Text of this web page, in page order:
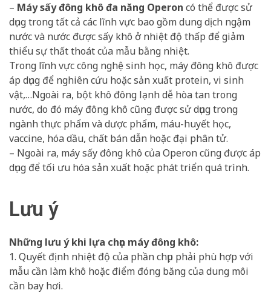
– Máy sấy đông khô đa năng Operon có thể được sử
dụng trong tất cả các lĩnh vực bao gồm dung dịch ngậm
nước và nước được sấy khô ở nhiệt độ thấp để giảm
thiểu sự thất thoát của mẫu bằng nhiệt.
Trong lĩnh vực công nghệ sinh học, máy đông khô được
áp dụng để nghiên cứu hoặc sản xuất protein, vi sinh
vật,…Ngoài ra, bột khô đông lạnh dễ hòa tan trong
nước, do đó máy đông khô cũng được sử dụng trong
ngành thực phẩm và dược phẩm, máu-huyết học,
vaccine, hóa dầu, chất bán dẫn hoặc đại phân tử.
– Ngoài ra, máy sấy đông khô của Operon cũng được áp
dụng để tối ưu hóa sản xuất hoặc phát triển quá trình.
Lưu ý
Những lưu ý khi lựa chọn máy đông khô:
1. Quyết định nhiệt độ của phần chụp phải phù hợp với
mẫu cần làm khô hoặc điểm đóng băng của dung môi
cần bay hơi.